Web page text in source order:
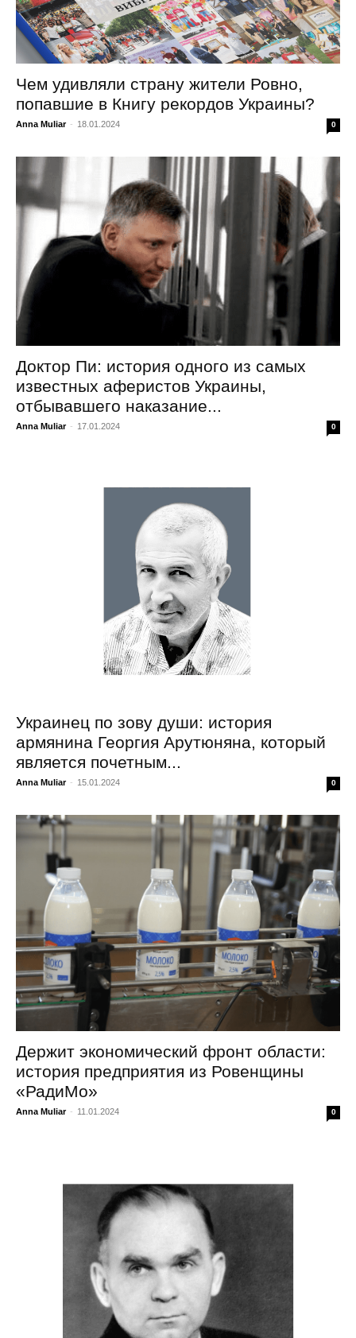
Чем удивляли страну жители Ровно,
попавшие в Книгу рекордов Украины?
Anna Muliar - 18.01.2024 0
Доктор Пи: история одного из самых
известных аферистов Украины,
отбывавшего наказание...
Anna Muliar - 17.01.2024 0
Украинец по зову души: история
армянина Георгия Арутюняна, который
является почетным...
Anna Muliar - 15.01.2024 0
Держит экономический фронт области:
история предприятия из Ровенщины
«РадиМо»
Anna Muliar - 11.01.2024 0